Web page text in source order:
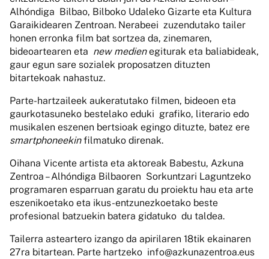
Alhóndiga Bilbao, Bilboko Udaleko Gizarte eta Kultura
Garaikidearen Zentroan. Nerabeei zuzendutako tailer
honen erronka film bat sortzea da, zinemaren,
bideoartearen eta new medienegiturak eta baliabideak,
gaur egun sare sozialek proposatzen dituzten
bitartekoak nahastuz.
Parte-hartzaileek aukeratutako filmen, bideoen eta
gaurkotasuneko bestelako eduki grafiko, literario edo
musikalen eszenen bertsioak egingo dituzte, batez ere
smartphoneekinfilmatuko direnak.
Oihana Vicente artista eta aktoreak Babestu, Azkuna
Zentroa – Alhóndiga Bilbaoren Sorkuntzari Laguntzeko
programaren esparruan garatu du proiektu hau eta arte
eszenikoetako eta ikus-entzunezkoetako beste
profesional batzuekin batera gidatuko du taldea.
Tailerra asteartero izango da apirilaren 18tik ekainaren
27ra bitartean. Parte hartzeko info@azkunazentroa.eus